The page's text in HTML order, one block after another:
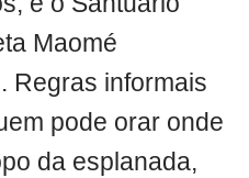
Maomé
Regras informais
pode orar onde
da esplanada,